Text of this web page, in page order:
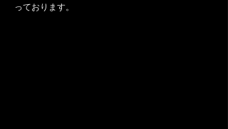
っております。